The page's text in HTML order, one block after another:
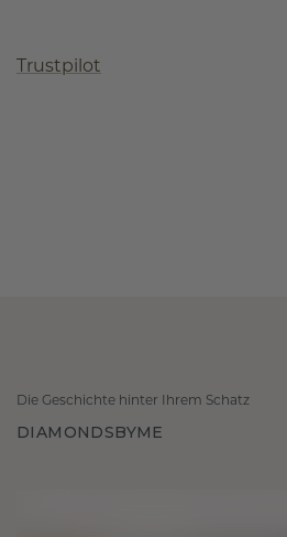
Trustpilot
Die Geschichte hinter Ihrem Schatz
DIAMONDSBYME